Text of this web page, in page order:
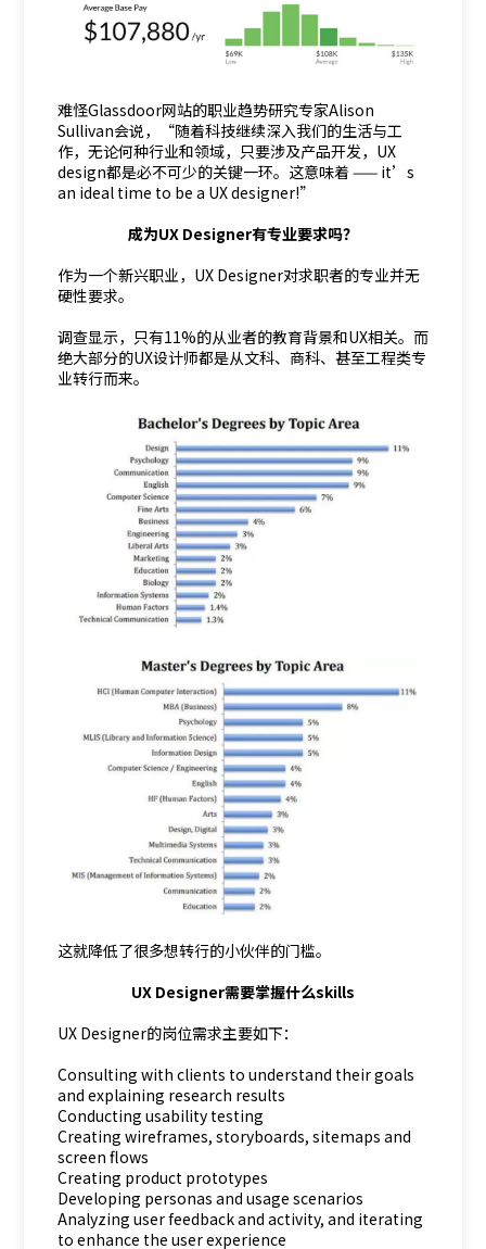
难怪Glassdoor网站的职业趋势研究专家Alison
Sullivan会说，“随着科技继续深入我们的生活与工
作，无论何种行业和领域，只要涉及产品开发，UX
design都是必不可少的关键一环。这意味着 —— it’s
an ideal time to be a UX designer!”
成为UX Designer有专业要求吗？
作为一个新兴职业，UX Designer对求职者的专业并无
硬性要求。
调查显示，只有11%的从业者的教育背景和UX相关。而
绝大部分的UX设计师都是从文科、商科、甚至工程类专
业转行而来。
这就降低了很多想转行的小伙伴的门槛。
UX Designer需要掌握什么skills
UX Designer的岗位需求主要如下：
Consulting with clients to understand their goals
and explaining research results
Conducting usability testing
Creating wireframes, storyboards, sitemaps and
screen flows
Creating product prototypes
Developing personas and usage scenarios
Analyzing user feedback and activity, and iterating
to enhance the user experience